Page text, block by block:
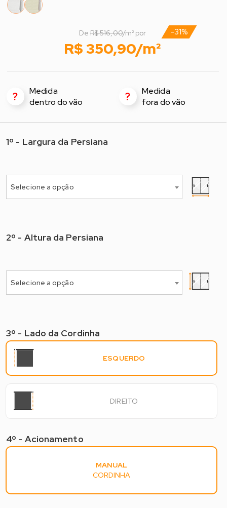
De R$ 516,00/m² por -31%
R$ 350,90/m²
?
Medida
dentro do vão
?
Medida
fora do vão
1º - Selecione a Largura*
1º - Largura da Persiana
Selecione a opção
2º - Selecione a Altura*
2º - Altura da Persiana
Selecione a opção
3º - Lado do Comando
3º - Lado da Cordinha
ESQUERDO
DIREITO
4º - Acionamento*
4º - Acionamento
MANUAL
CORDINHA